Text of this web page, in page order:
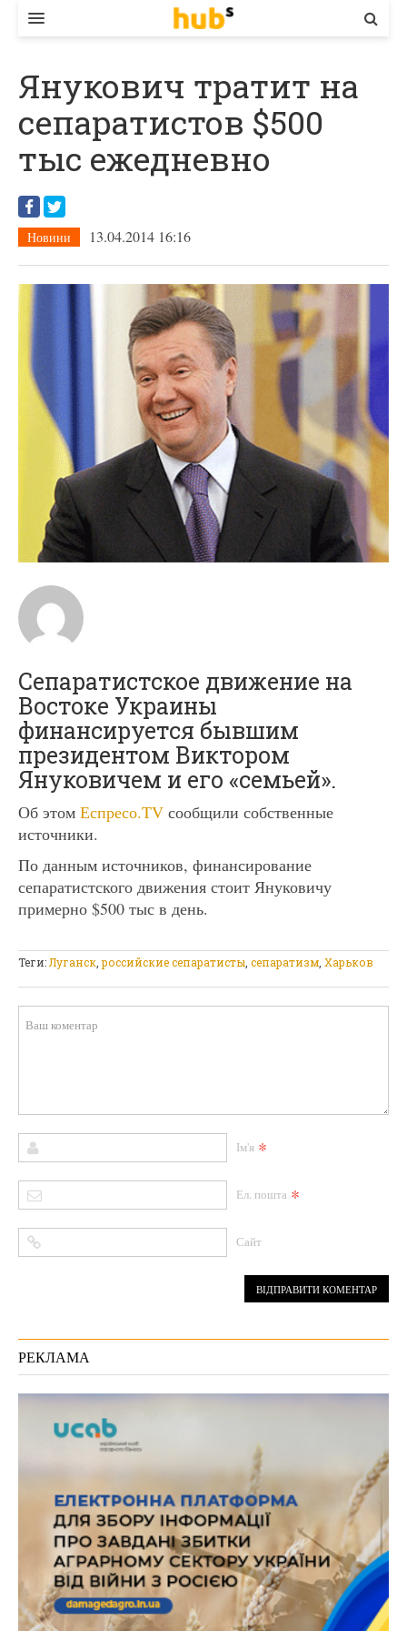
ЕКОНОМІКА
БІЗНЕС
СТАРТЕР
КОНТАКТИ
Янукович тратит на
сепаратистов $500
тыс ежедневно
Новини 13.04.2014 16:16
Сепаратистское движение на
Востоке Украины
финансируется бывшим
президентом Виктором
Януковичем и его «семьей».
Об этом Еспресо.TV сообщили собственные
источники.
По данным источников, финансирование
сепаратистского движения стоит Януковичу
примерно $500 тыс в день.
Теги: Луганск ,российские сепаратисты сепаратизм Харьков
Ім'я *
Ел. пошта *
Сайт
РЕКЛАМА